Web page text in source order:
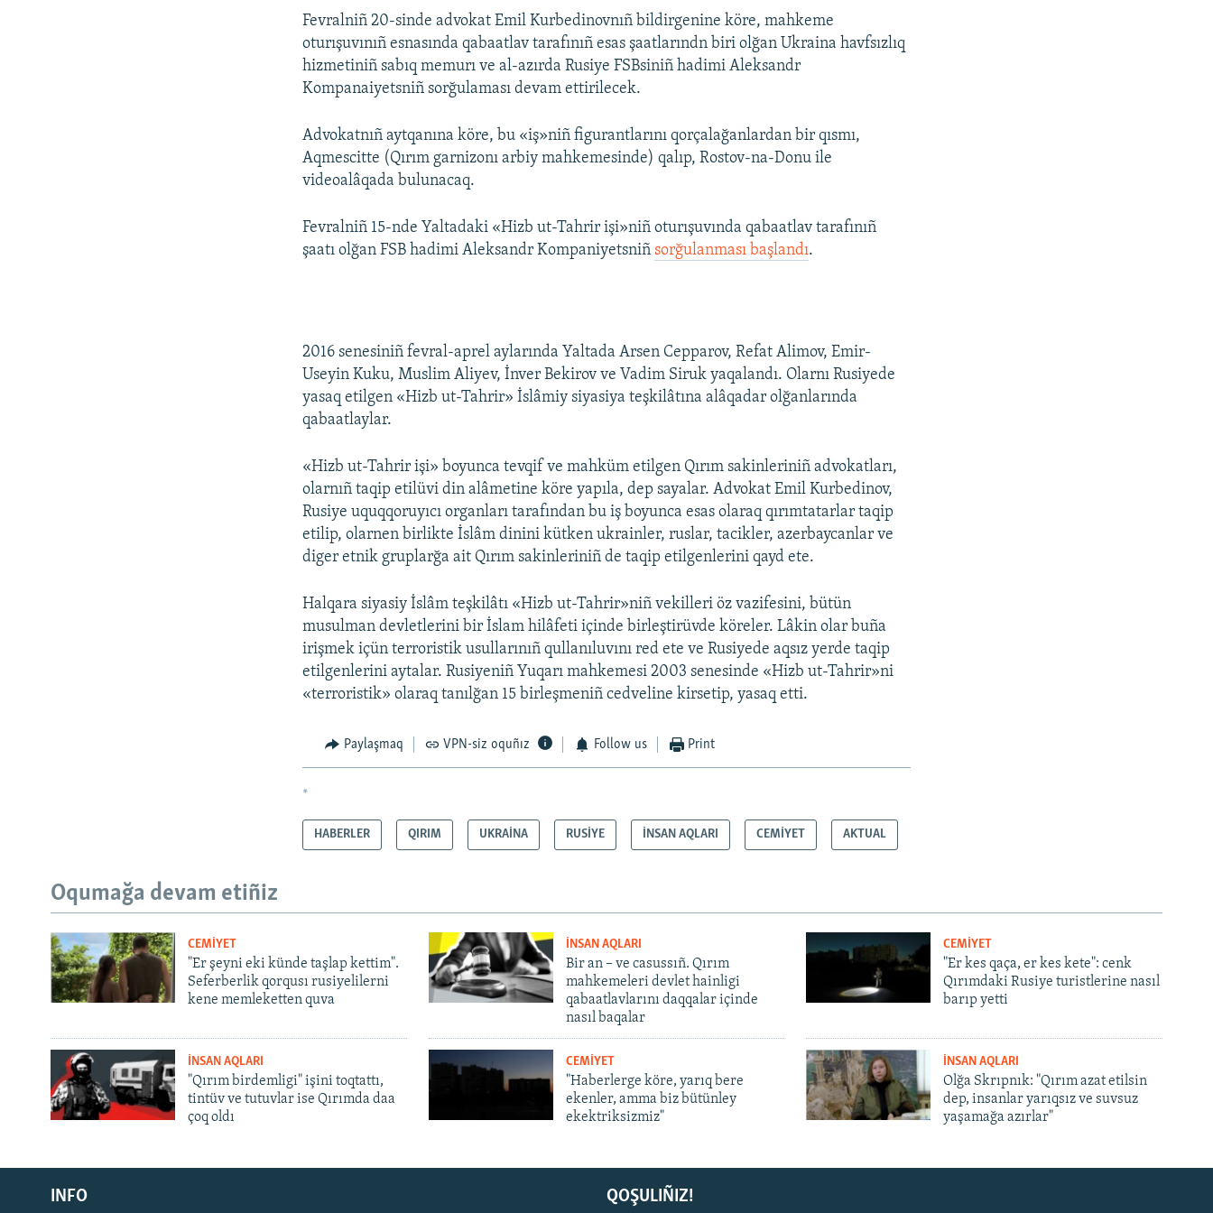
Русский
Українською
Fevralniñ 20-sinde advokat Emil Kurbedinovnıñ bildirgenine köre, mahkeme
oturışuvınıñ esnasında qabaatlav tarafınıñ esas şaatlarındn biri olğan Ukraina havfsızlıq
hizmetiniñ sabıq memurı ve al-azırda Rusiye FSBsiniñ hadimi Aleksandr
Kompanaiyetsniñ sorğulaması devam ettirilecek.
Advokatnıñ aytqanına köre, bu «iş»niñ figurantlarını qorçalağanlardan bir qısmı,
Aqmescitte (Qırım garnizonı arbiy mahkemesinde) qalıp, Rostov-na-Donu ile
videoalâqada bulunacaq.
Fevralniñ 15-nde Yaltadaki «Hizb ut-Tahrir işi»niñ oturışuvında qabaatlav tarafınıñ
şaatı olğan FSB hadimi Aleksandr Kompaniyetsniñsorğulanması başlandı.
2016 senesiniñ fevral-aprel aylarında Yaltada Arsen Cepparov, Refat Alimov, Emir-
Useyin Kuku, Muslim Aliyev, İnver Bekirov ve Vadim Siruk yaqalandı. Olarnı Rusiyede
yasaq etilgen «Hizb ut-Tahrir» İslâmiy siyasiya teşkilâtına alâqadar olğanlarında
qabaatlaylar.
«Hizb ut-Tahrir işi» boyunca tevqif ve mahküm etilgen Qırım sakinleriniñ advokatları,
olarnıñ taqip etilüvi din alâmetine köre yapıla, dep sayalar. Advokat Emil Kurbedinov,
Rusiye uquqqoruyıcı organları tarafından bu iş boyunca esas olaraq qırımtatarlar taqip
etilip, olarnen birlikte İslâm dinini kütken ukrainler, ruslar, tacikler, azerbaycanlar ve
diger etnik gruplarğa ait Qırım sakinleriniñ de taqip etilgenlerini qayd ete.
Halqara siyasiy İslâm teşkilâtı «Hizb ut-Tahrir»niñ vekilleri öz vazifesini, bütün
musulman devletlerini bir İslam hilâfeti içinde birleştirüvde köreler. Lâkin olar buña
irişmek içün terroristik usullarınıñ qullanıluvını red ete ve Rusiyede aqsız yerde taqip
etilgenlerini aytalar. Rusiyeniñ Yuqarı mahkemesi 2003 senesinde «Hizb ut-Tahrir»ni
«terroristik» olaraq tanılğan 15 birleşmeniñ cedveline kirsetip, yasaq etti.
Paylaşmaq VPN-siz oquñız Follow us Print
*
HABERLER QIRIM UKRAİNA RUSİYE İNSAN AQLARI CEMİYET AKTUAL
Oqumağa devam etiñiz
CEMİYET
"Er şeyni eki künde taşlap kettim".
Seferberlik qorqusı rusiyelilerni
kene memleketten quva
İNSAN AQLARI
Bir an – ve casussıñ. Qırım
mahkemeleri devlet hainligi
qabaatlavlarını daqqalar içinde
nasıl baqalar
CEMİYET
"Er kes qaça, er kes kete": cenk
Qırımdaki Rusiye turistlerine nasıl
barıp yetti
İNSAN AQLARI
"Qırım birdemligi" işini toqtattı,
tintüv ve tutuvlar ise Qırımda daa
çoq oldı
CEMİYET
"Haberlerge köre, yarıq bere
ekenler, amma biz bütünley
ekektriksizmiz"
İNSAN AQLARI
Olğa Skrıpnık: "Qırım azat etilsin
dep, insanlar yarıqsız ve suvsuz
yaşamağa azırlar"
QOŞULIÑIZ!
INFO